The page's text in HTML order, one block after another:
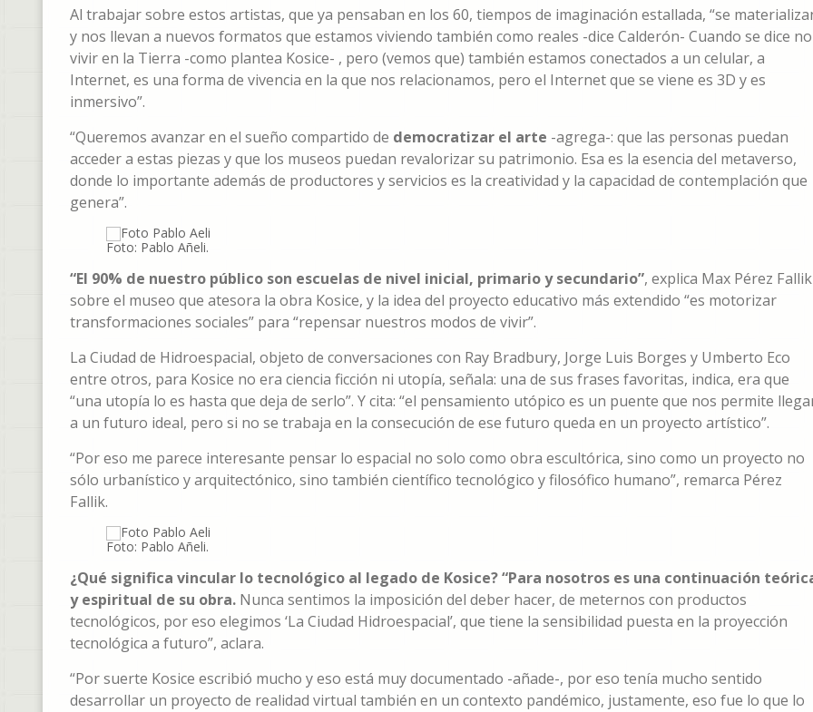
Al trabajar sobre estos artistas, que ya pensaban en los 60, tiempos de imaginación estallada, “se
y nos llevan a nuevos formatos que estamos viviendo también como reales -dice Calderón- Cuando se dice no
vivir en la Tierra -como plantea Kosice- , pero (vemos que) también estamos conectados a un celular, a
Internet, es una forma de vivencia en la que nos relacionamos, pero el Internet que se viene es 3D y es
inmersivo”.
“Queremos avanzar en el sueño compartido de democratizar el arte -agrega-: que las personas puedan
acceder a estas piezas y que los museos puedan revalorizar su patrimonio. Esa es la esencia del metaverso,
donde lo importante además de productores y servicios es la creatividad y la capacidad de contemplación que
genera”.
Foto: Pablo Añeli.
“El 90% de nuestro público son escuelas de nivel inicial, primario y secundario”, explica Max Pérez Fallik
sobre el museo que atesora la obra Kosice, y la idea del proyecto educativo más extendido “es motorizar
transformaciones sociales” para “repensar nuestros modos de vivir”.
La Ciudad de Hidroespacial, objeto de conversaciones con Ray Bradbury, Jorge Luis Borges y Umberto Eco
entre otros, para Kosice no era ciencia ficción ni utopía, señala: una de sus frases favoritas, indica, era que
“una utopía lo es hasta que deja de serlo”. Y cita: “el pensamiento utópico es un puente que nos permite
a un futuro ideal, pero si no se trabaja en la consecución de ese futuro queda en un proyecto artístico”.
“Por eso me parece interesante pensar lo espacial no solo como obra escultórica, sino como un proyecto no
sólo urbanístico y arquitectónico, sino también científico tecnológico y filosófico humano”, remarca Pérez
Fallik.
Foto: Pablo Añeli.
¿Qué significa vincular lo tecnológico al legado de Kosice? “Para nosotros es una continuación
y espiritual de su obra. Nunca sentimos la imposición del deber hacer, de meternos con productos
tecnológicos, por eso elegimos ‘La Ciudad Hidroespacial’, que tiene la sensibilidad puesta en la proyección
tecnológica a futuro”, aclara.
“Por suerte Kosice escribió mucho y eso está muy documentado -añade-, por eso tenía mucho sentido
desarrollar un proyecto de realidad virtual también en un contexto pandémico, justamente, eso fue lo que lo